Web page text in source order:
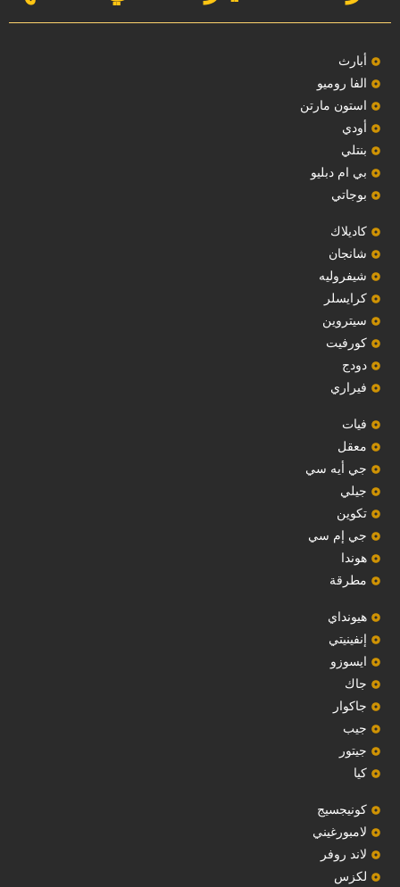
‏أبارث‏
الفا روميو
استون مارتن
أودي
بنتلي
بي ام دبليو
بوجاتي
كاديلاك
‏شانجان‏
شيفروليه
‏كرايسلر‏
سيتروين
‏كورفيت‏
دودج
فيراري
فيات
معقل
‏جي أيه سي‏
جيلي
‏تكوين‏
جي إم سي
هوندا
مطرقة
هيونداي
إنفينيتي
‏ايسوزو‏
‏جاك‏
جاكوار
جيب
‏جيتور‏
كيا
‏كونيجسيج‏
لامبورغيني
لاند روفر
لكزس